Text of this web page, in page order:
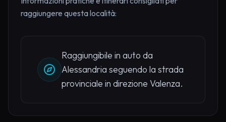
raggiungere questa località:
Raggiungibile in auto da
Alessandria seguendo la strada
provinciale in direzione Valenza.